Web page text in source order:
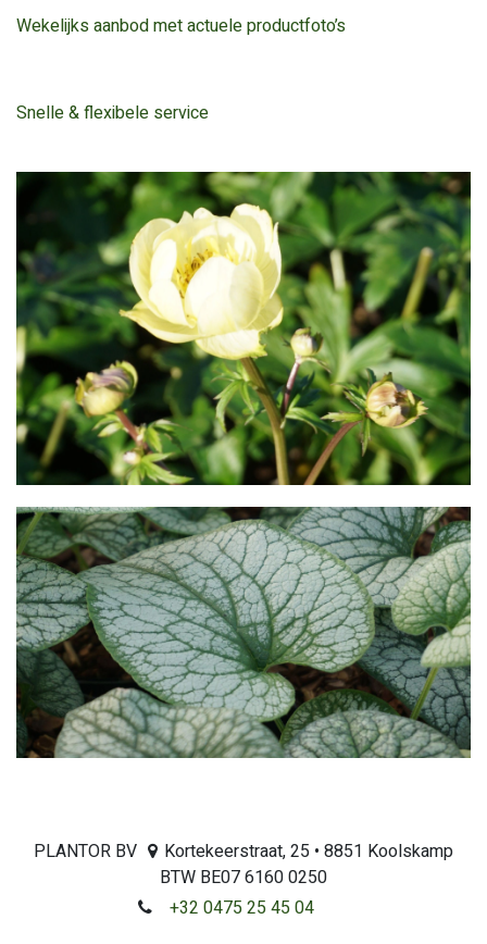
Wekelijks aanbod met actuele productfoto’s
Snelle & flexibele service
PLANTOR BV
Kortekeerstraat, 25 • 8851 Koolskamp
BTW BE07 6160 0250
+32 0475 25 45 04